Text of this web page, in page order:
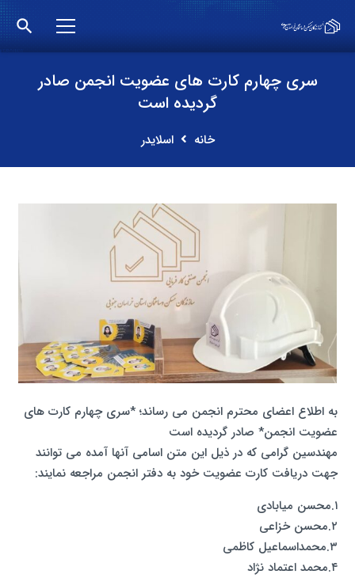
search
سری چهارم کارت های عضویت انجمن صادر
گردیده است
خانه اسلایدر
به اطلاع اعضای محترم انجمن می رساند؛ *سری چهارم کارت های
عضویت انجمن* صادر گردیده است
مهندسین گرامی که در ذیل این متن اسامی آنها آمده می توانند
جهت دریافت کارت عضویت خود به دفتر انجمن مراجعه نمایند:
۱.محسن میابادی
۲.محسن خزاعی
۳.محمداسماعیل کاظمی
۴.محمد اعتماد نژاد